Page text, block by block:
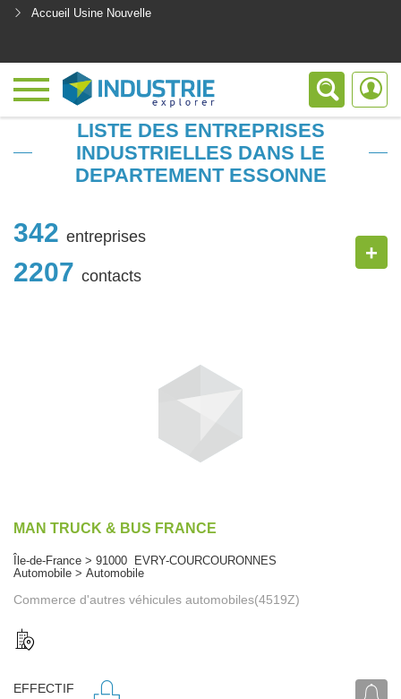
Accueil Usine Nouvelle
LISTE DES ENTREPRISES
INDUSTRIELLES DANS LE
DEPARTEMENT ESSONNE
342 entreprises
2207 contacts
+
MAN TRUCK & BUS FRANCE
Île-de-France > 91000 EVRY-COURCOURONNES
Automobile > Automobile
Commerce d'autres véhicules automobiles(4519Z)
EFFECTIF